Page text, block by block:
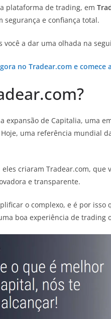
plataforma de trading, em
segurança e confiança total.
você a dar uma olhada na
no Tradear.com e comece
expansão de Capitalia, uma
uma referência mundial
criaram Tradear.com,
e transparente.
o complexo, e é por
boa experiência de trading